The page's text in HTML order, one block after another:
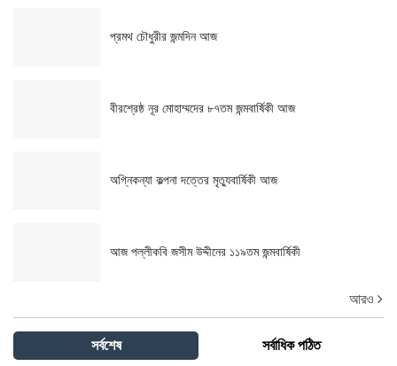
প্রমথ চৌধুরীর জন্মদিন আজ
বীরশ্রেষ্ঠ নূর মোহাম্মদের ৮৭তম জন্মবার্ষিকী আজ
অগ্নিকন্যা কল্পনা দত্তের মৃত্যুবার্ষিকী আজ
আজ পল্লীকবি জসীম উদ্দীনের ১১৯তম জন্মবার্ষিকী
আরও
সর্বশেষ সর্বাধিক পঠিত